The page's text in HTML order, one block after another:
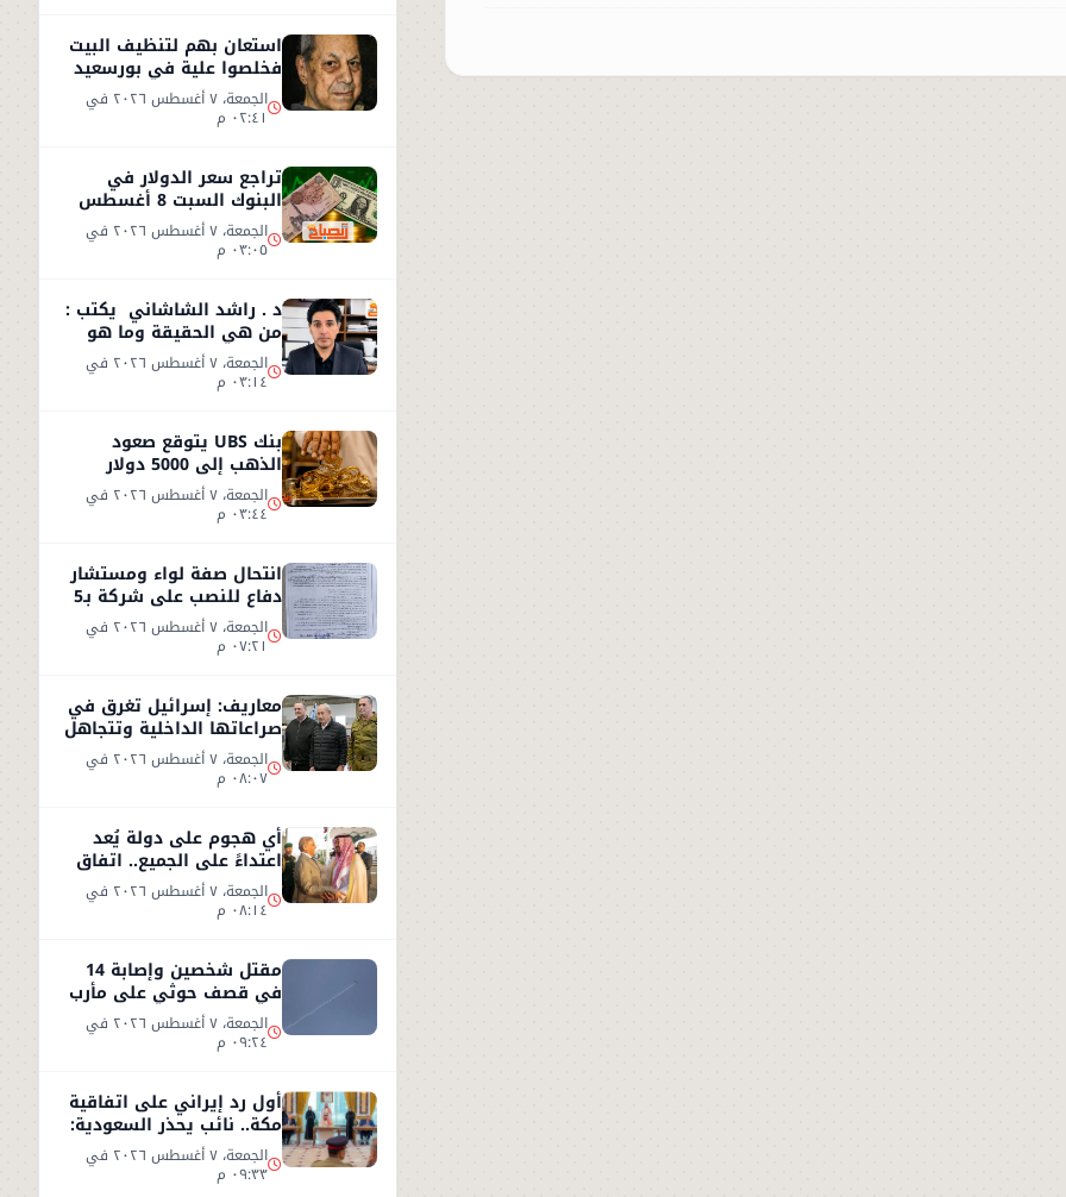
استعان بهم لتنظيف البيت
فخلصوا علية في بورسعيد
الجمعة، ٧ أغسطس ٢٠٢٦ في
٠٢:٤١ م
تراجع سعر الدولار في
البنوك السبت 8 أغسطس
2026.. استقرار عند 49.71
جنيه الجمعة، ٧ أغسطس ٢٠٢٦ في
٠٣:٠٥ م
د . راشد الشاشاني يكتب :
من هي الحقيقة وما هو
الكذب الجمعة، ٧ أغسطس ٢٠٢٦ في
٠٣:١٤ م
بنك UBS يتوقع صعود
الذهب إلى 5000 دولار
للأوقية - التفاصيل الجمعة، ٧ أغسطس ٢٠٢٦ في
٠٣:٤٤ م
انتحال صفة لواء ومستشار
دفاع للنصب على شركة بـ5
ملايين جنيه داخل هيئة
الاستثمار الجمعة، ٧ أغسطس ٢٠٢٦ في
٠٧:٢١ م
معاريف: إسرائيل تغرق في
صراعاتها الداخلية وتتجاهل
«تسونامي» سياسيًا قادمًا
من أمريكا الجمعة، ٧ أغسطس ٢٠٢٦ في
٠٨:٠٧ م
أي هجوم على دولة يُعد
اعتداءً على الجميع.. اتفاق
دفاعي جديد في مكة الجمعة، ٧ أغسطس ٢٠٢٦ في
٠٨:١٤ م
مقتل شخصين وإصابة 14
في قصف حوثي على مأرب
الجمعة، ٧ أغسطس ٢٠٢٦ في
٠٩:٢٤ م
أول رد إيراني على اتفاقية
مكة.. نائب يحذر السعودية:
الاتفاق لن يوفر الأمن الجمعة، ٧ أغسطس ٢٠٢٦ في
٠٩:٣٣ م